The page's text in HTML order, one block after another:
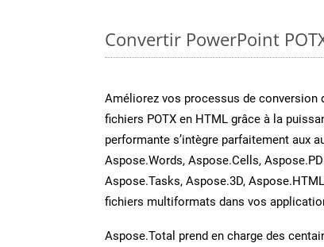
Convertir PowerPoint
Améliorez vos processus de conversion
fichiers POTX en HTML grâce à la
performante s’intègre parfaitement aux
Aspose.Words, Aspose.Cells,
Aspose.Tasks, Aspose.3D,
fichiers multiformats dans vos
Aspose.Total prend en charge des